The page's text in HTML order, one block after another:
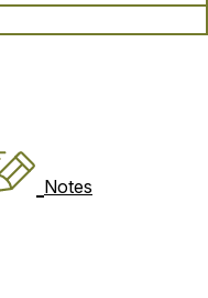
Notes